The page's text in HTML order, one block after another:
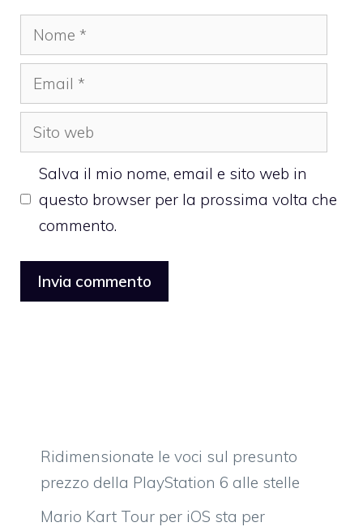
Nome
Email
Sito
web
Salva il mio nome, email e sito web in
questo browser per la prossima volta che
commento.
Ridimensionate le voci sul presunto
prezzo della PlayStation 6 alle stelle
Mario Kart Tour per iOS sta per